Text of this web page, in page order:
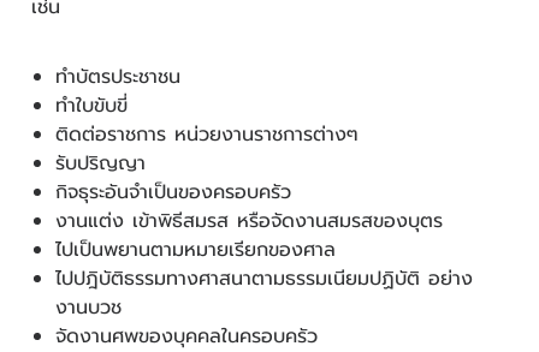
เช่น
ทำบัตรประชาชน
ทำใบขับขี่
ติดต่อราชการ หน่วยงานราชการต่างๆ
รับปริญญา
กิจธุระอันจำเป็นของครอบครัว
งานแต่ง เข้าพิธีสมรส หรือจัดงานสมรสของบุตร
ไปเป็นพยานตามหมายเรียกของศาล
ไปปฎิบัติธรรมทางศาสนาตามธรรมเนียมปฏิบัติ อย่าง
งานบวช
จัดงานศพของบุคคลในครอบครัว